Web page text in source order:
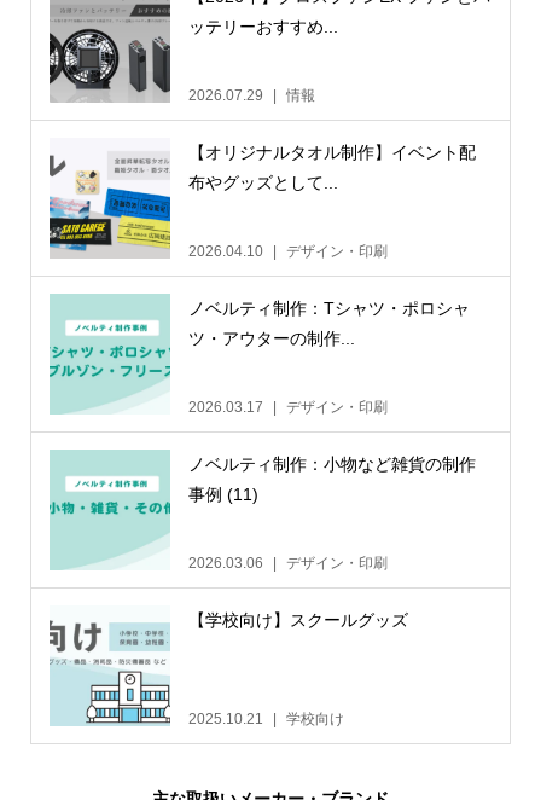
ッテリーおすすめ...
2026.07.29 情報
【オリジナルタオル制作】イベント配
布やグッズとして...
2026.04.10 デザイン・印刷
ノベルティ制作：Tシャツ・ポロシャ
ツ・アウターの制作...
2026.03.17 デザイン・印刷
ノベルティ制作：小物など雑貨の制作
事例 (11)
2026.03.06 デザイン・印刷
【学校向け】スクールグッズ
2025.10.21 学校向け